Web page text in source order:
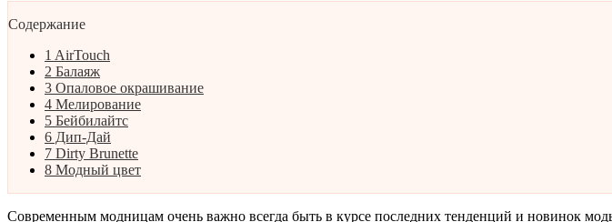
Содержание
1 AirTouch
2 Балаяж
3 Опаловое окрашивание
4 Мелирование
5 Бейбилайтс
6 Дип-Дай
7 Dirty Brunette
8 Модный цвет
Современным модницам очень важно всегда быть в курсе последних тенденций и новинок